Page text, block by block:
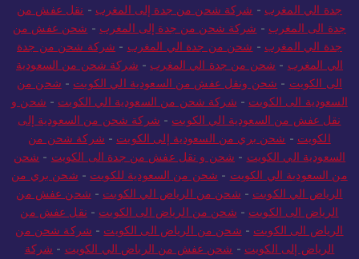
جدة الي المغرب - شركة شحن من جدة إلى المغرب - نقل عفش من
جدة الى المغرب - شركة شحن من جدة إلى المغرب - شحن عفش من
جدة الي المغرب - شحن من جدة الي المغرب - شركة شحن من جدة
الي المغرب - شحن من جدة الي المغرب - شركة شحن من السعودية
الى الكويت - شحن ونقل عفش من السعودية الي الكويت - شحن من
السعودية الى الكويت - شركة شحن من السعودية الي الكويت - شحن و
نقل عفش من السعودية الي الكويت - شركة شحن من السعودية إلى
الكويت - شحن بري من السعودية إلى الكويت - شركة شحن من
السعودية الي الكويت - شحن و نقل عفش من جدة الى الكويت - شحن
من السعودية الي الكويت - شحن من السعودية للكويت - شحن بري من
الرياض الي الكويت - شحن من الرياض الي الكويت - شحن عفش من
الرياض الى الكويت - شحن من الرياض الى الكويت - نقل عفش من
الرياض الى الكويت - شحن من الرياض الى الكويت - شركة شحن من
الرياض إلى الكويت - شحن عفش من الرياض الي الكويت - شركة